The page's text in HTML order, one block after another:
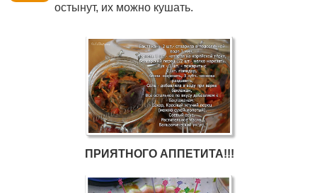
остынут, их можно кушать.
ПРИЯТНОГО АППЕТИТА!!!